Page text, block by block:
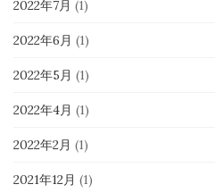
2022年7月 (1)
2022年6月 (1)
2022年5月 (1)
2022年4月 (1)
2022年2月 (1)
2021年12月 (1)